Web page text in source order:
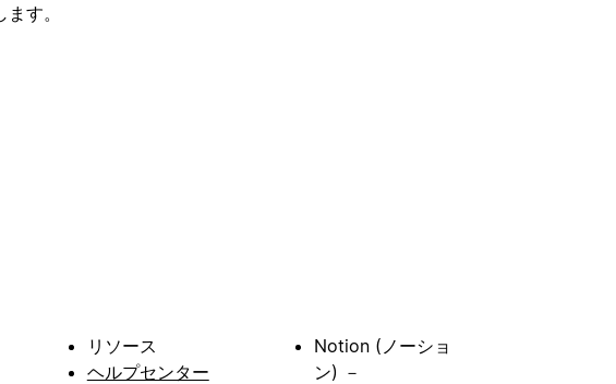
す。
リソース
ヘルプセンター
Notion (ノーショ
ン) －